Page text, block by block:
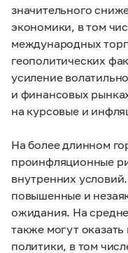
значительного
экономики, в том
международных
геополитических
усиление
и финансовых
на курсовые и
На более длинном
проинфляционные
внутренних
повышенные и
ожидания. На
также могут
политики, в том